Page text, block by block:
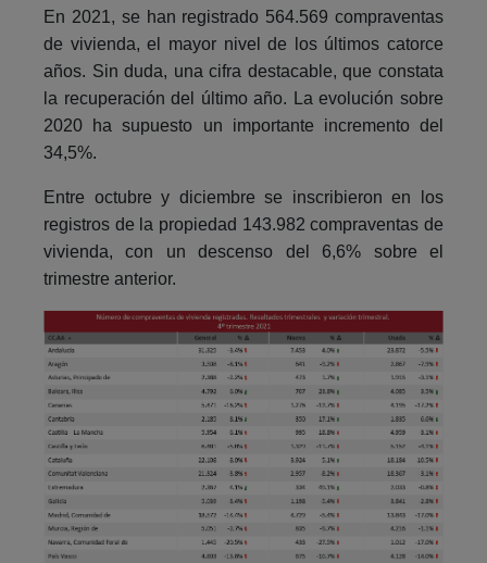
En 2021, se han registrado 564.569 compraventas
de vivienda, el mayor nivel de los últimos catorce
años. Sin duda, una cifra destacable, que constata
la recuperación del último año. La evolución sobre
2020 ha supuesto un importante incremento del
34,5%.
Entre octubre y diciembre se inscribieron en los
registros de la propiedad 143.982 compraventas de
vivienda, con un descenso del 6,6% sobre el
trimestre anterior.